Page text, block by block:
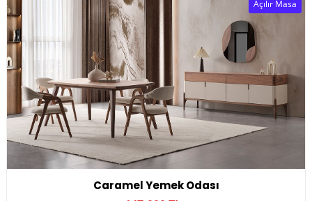
Caramel Yemek Odası
Açılır Masa